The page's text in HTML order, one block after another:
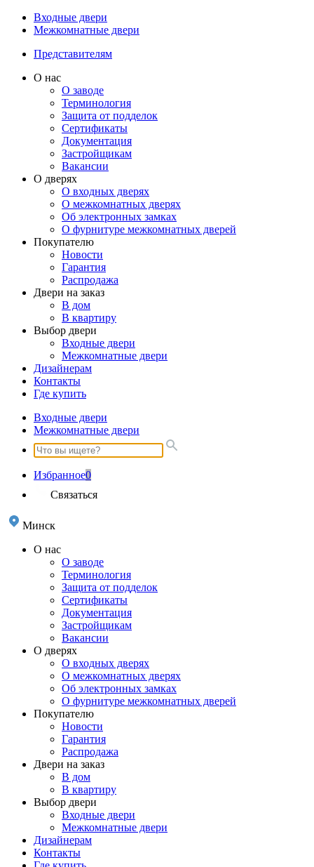
Входные двери
Межкомнатные двери
Представителям
О нас
О заводе
Терминология
Защита от подделок
Сертификаты
Документация
Застройщикам
Вакансии
О дверях
О входных дверях
О межкомнатных дверях
Об электронных замках
О фурнитуре межкомнатных дверей
Покупателю
Новости
Гарантия
Распродажа
Двери на заказ
В дом
В квартиру
Выбор двери
Входные двери
Межкомнатные двери
Дизайнерам
Контакты
Где купить
Входные двери
Межкомнатные двери
Избранное0
Связаться
Минск
О нас
О заводе
Терминология
Защита от подделок
Сертификаты
Документация
Застройщикам
Вакансии
О дверях
О входных дверях
О межкомнатных дверях
Об электронных замках
О фурнитуре межкомнатных дверей
Покупателю
Новости
Гарантия
Распродажа
Двери на заказ
В дом
В квартиру
Выбор двери
Входные двери
Межкомнатные двери
Дизайнерам
Контакты